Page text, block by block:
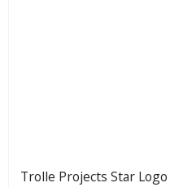
Trolle Projects Star Logo